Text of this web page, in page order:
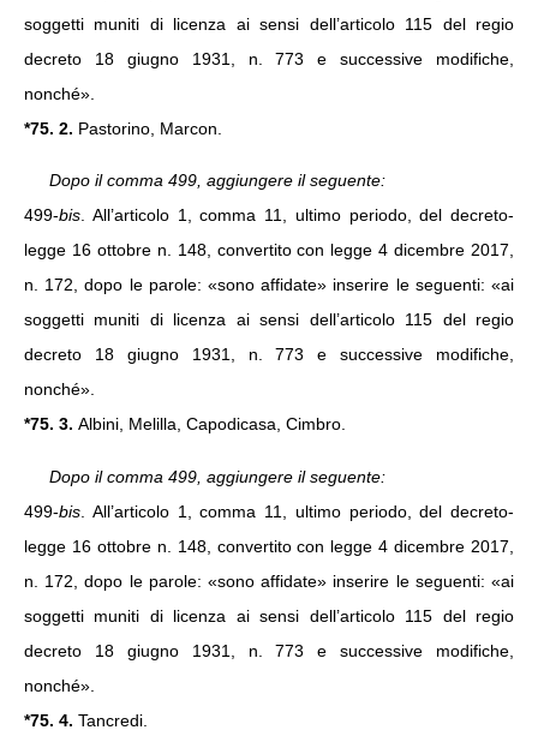
soggetti muniti di licenza ai sensi dell’articolo 115 del regio
decreto 18 giugno 1931, n. 773 e successive modifiche,
nonché».
*75. 2. Pastorino, Marcon.
Dopo il comma 499, aggiungere il seguente:
499-bis . All’articolo 1, comma 11, ultimo periodo, del decreto-
legge 16 ottobre n. 148, convertito con legge 4 dicembre 2017,
n. 172, dopo le parole: «sono affidate» inserire le seguenti: «ai
soggetti muniti di licenza ai sensi dell’articolo 115 del regio
decreto 18 giugno 1931, n. 773 e successive modifiche,
nonché».
*75. 3. Albini, Melilla, Capodicasa, Cimbro.
Dopo il comma 499, aggiungere il seguente:
499-bis . All’articolo 1, comma 11, ultimo periodo, del decreto-
legge 16 ottobre n. 148, convertito con legge 4 dicembre 2017,
n. 172, dopo le parole: «sono affidate» inserire le seguenti: «ai
soggetti muniti di licenza ai sensi dell’articolo 115 del regio
decreto 18 giugno 1931, n. 773 e successive modifiche,
nonché».
*75. 4. Tancredi.